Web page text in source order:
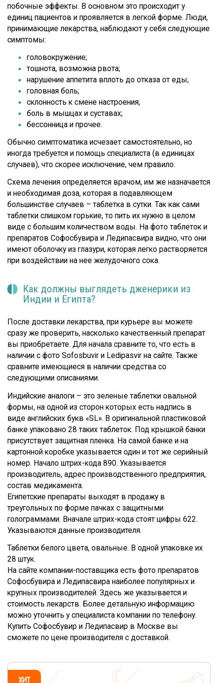
побочные эффекты. В основном это происходит у
единиц пациентов и проявляется в легкой форме. Люди,
принимающие лекарства, наблюдают у себя следующие
симптомы:
головокружение;
тошнота, возможна рвота;
нарушение аппетита вплоть до отказа от еды;
головная боль;
склонность к смене настроения;
боль в мышцах и суставах;
бессонница и прочее.
Обычно симптоматика исчезает самостоятельно, но
иногда требуется и помощь специалиста (в единицах
случаев), что скорее исключение, чем правило.
Схема лечения определяется врачом, им же назначается
и необходимая доза, которая в подавляющем
большинстве случаев – таблетка в сутки. Так как сами
таблетки слишком горькие, то пить их нужно в целом
виде с большим количеством воды. На фото таблеток и
препаратов Софосбувира и Ледипасвира видно, что они
имеют оболочку из глазури, которая легко растворяется
при воздействии на нее желудочного сока.
Как должны выглядеть дженерики из
Индии и Египта?
После доставки лекарства, при курьере вы можете
сразу же проверить, насколько качественный препарат
вы приобретаете. Для начала сравните то, что есть в
наличии с фото Sofosbuvir и Ledipasvir на сайте. Также
сравните имеющиеся в наличии средства со
следующими описаниями.
Индийские аналоги – это зеленые таблетки овальной
формы, на одной из сторон которых есть надпись в
виде английских букв «SL». В оригинальной пластиковой
банке упаковано 28 таких таблеток. Под крышкой банки
присутствует защитная пленка. На самой банке и на
картонной коробке указывается один и тот же серийный
номер. Начало штрих-кода 890. Указывается
производитель, адрес производственного предприятия,
состав медикамента.
Египетские препараты выходят в продажу в
треугольных по форме пачках с защитными
голограммами. Вначале штрих-кода стоят цифры 622.
Указываются данные производителя.
Таблетки белого цвета, овальные. В одной упаковке их
28 штук.
На сайте компании-поставщика есть фото препаратов
Софосбувира и Ледипасвира наиболее популярных и
крупных производителей. Здесь же указывается и
стоимость лекарств. Более детальную информацию
можно уточнить у специалиста компании по телефону.
Купить Софосбувир и Ледипасвир в Москве вы
сможете по цене производителя с доставкой.
ХИТ